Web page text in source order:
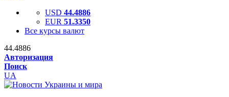
USD 44.4886
EUR 51.3350
Все курсы валют
44.4886
Авторизация
Поиск
UA